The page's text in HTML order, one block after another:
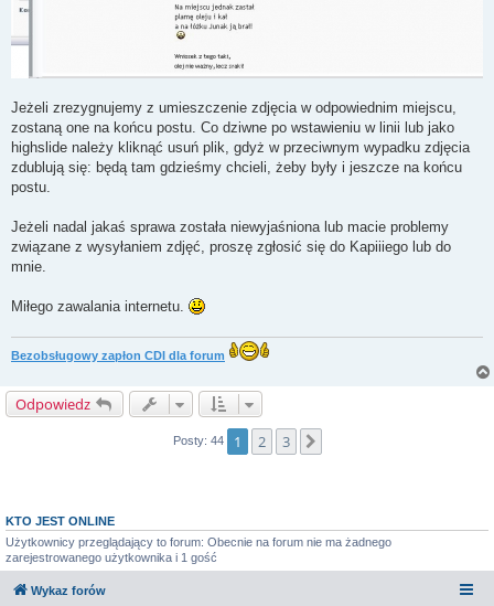
Jeżeli zrezygnujemy z umieszczenie zdjęcia w odpowiednim miejscu,
zostaną one na końcu postu. Co dziwne po wstawieniu w linii lub jako
highslide należy kliknąć usuń plik, gdyż w przeciwnym wypadku zdjęcia
zdublują się: będą tam gdzieśmy chcieli, żeby były i jeszcze na końcu
postu.
Jeżeli nadal jakaś sprawa została niewyjaśniona lub macie problemy
związane z wysyłaniem zdjęć, proszę zgłosić się do Kapiiiego lub do
mnie.
Miłego zawalania internetu.
Bezobsługowy zapłon CDI dla forum
Odpowiedz
Posty: 44 1 2 3
KTO JEST ONLINE
Użytkownicy przeglądający to forum: Obecnie na forum nie ma żadnego
zarejestrowanego użytkownika i 1 gość
Wykaz forów